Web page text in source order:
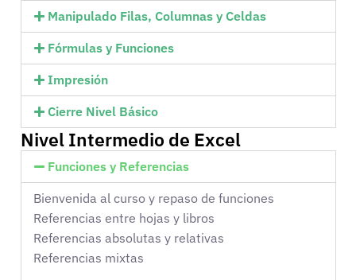
Manipulado Filas, Columnas y Celdas
Fórmulas y Funciones
Impresión
Cierre Nivel Básico
Nivel Intermedio de Excel
Funciones y Referencias
Bienvenida al curso y repaso de funciones
Referencias entre hojas y libros
Referencias absolutas y relativas
Referencias mixtas